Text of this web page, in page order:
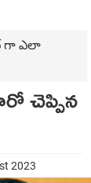
గా ఎలా
చెప్పిన
2023